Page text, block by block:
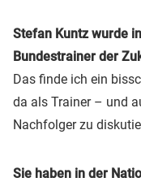
Stefan Kuntz wurde
Bundestrainer der
Das finde ich ein
da als Trainer – und
Nachfolger zu
Sie haben in der